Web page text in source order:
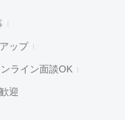
ップ
ライン面談OK
迎